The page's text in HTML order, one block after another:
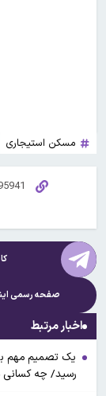
مسکن استیجاری
صفحه رسمی
اخبار مرتبط
یک تصمیم مهم
رسید/ چه کسانی